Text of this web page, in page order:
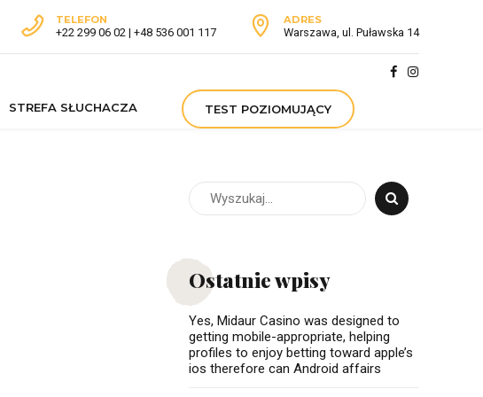
TELEFON
+22 299 06 02 | +48 536 001 117
ADRES
Warszawa, ul. Puławska 14
STREFA SŁUCHACZA TEST POZIOMUJĄCY
Ostatnie wpisy
Yes, Midaur Casino was designed to
getting mobile-appropriate, helping
profiles to enjoy betting toward apple’s
ios therefore can Android affairs